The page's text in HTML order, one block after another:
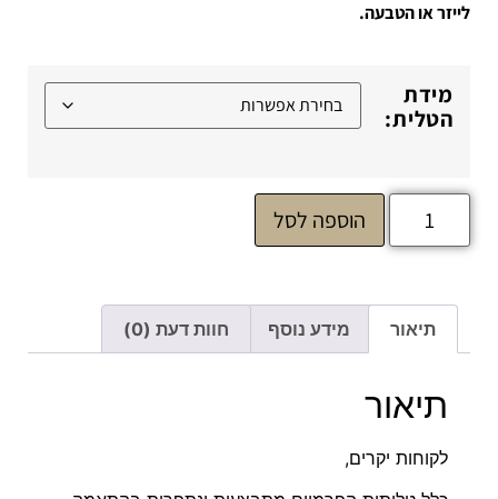
לייזר או הטבעה.
מידת
הטלית:
הוספה לסל
תיאור מידע נוסף חוות דעת (0)
תיאור
לקוחות יקרים,